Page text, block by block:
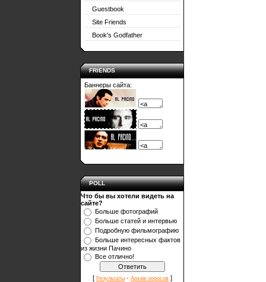
Guestbook
Site Friends
Book's Godfather
FRIENDS
Баннеры сайта:
POLL
Что бы вы хотели видеть на
сайте?
Больше фотографий
Больше статей и интервью
Подробную фильмографию
Больше интересных фактов
из жизни Пачино
Все отлично!
[ Результаты · Архив опросов ]